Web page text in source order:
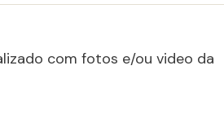
com fotos e/ou video da